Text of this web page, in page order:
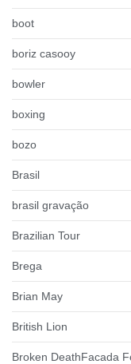
boot
boriz casooy
bowler
boxing
bozo
Brasil
brasil gravação
Brazilian Tour
Brega
Brian May
British Lion
Broken DeathFacada